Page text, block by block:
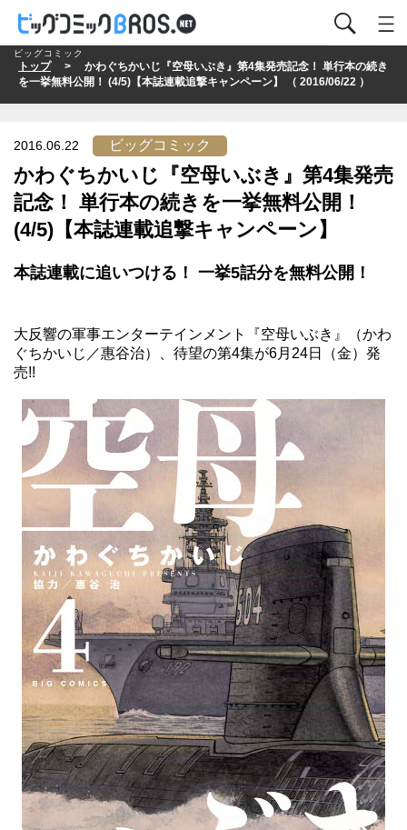
トップ> かわぐちかいじ『空母いぶき』第4集発売記念！ 単行本の続き
を一挙無料公開！ (4/5)【本誌連載追撃キャンペーン】 （ 2016/06/22 ）
ビッグコミック
2016.06.22
かわぐちかいじ『空母いぶき』第4集発売
記念！ 単行本の続きを一挙無料公開！
(4/5)【本誌連載追撃キャンペーン】
ビッグコミック
本誌連載に追いつける！ 一挙5話分を無料公開！
大反響の軍事エンターテインメント 『空母いぶき』
（かわ
ぐちかいじ／惠谷治）、待望の第4集が6月24日（金）発
売!!